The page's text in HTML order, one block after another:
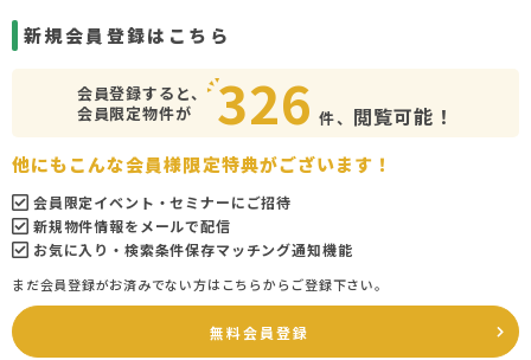
新規会員登録はこちら
会員登録すると、
会員限定物件が
326 件、 閲覧可能！
他にもこんな会員様限定特典がございます！
会員限定イベント・セミナーにご招待
新規物件情報をメールで配信
お気に入り・検索条件保存マッチング通知機能
まだ会員登録がお済みでない方はこちらからご登録下さい。
無料会員登録